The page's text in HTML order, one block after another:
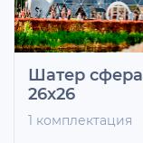
Шатер сфера
26x26
1 комплектация